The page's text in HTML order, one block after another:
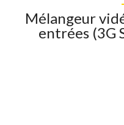
Mélangeur
entrées (3G